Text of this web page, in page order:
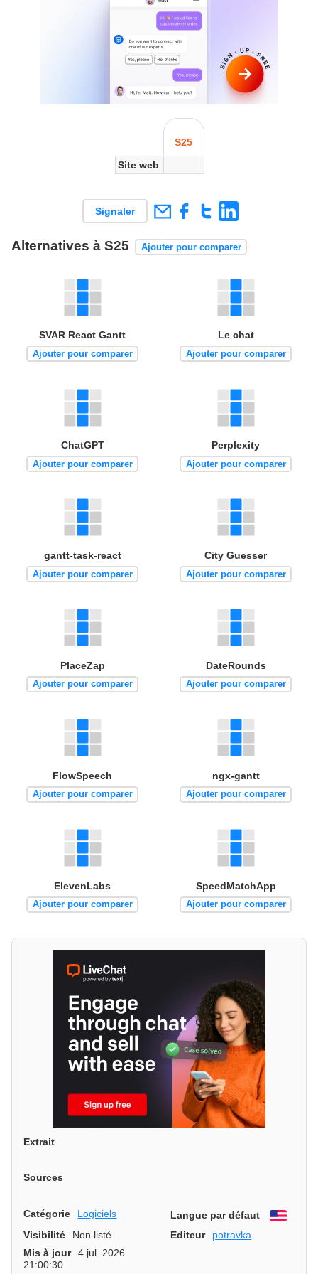
S25
Site web
Signaler
Alternatives à S25 Ajouter pour comparer
SVAR React Gantt
Ajouter pour comparer
Le chat
Ajouter pour comparer
ChatGPT
Ajouter pour comparer
Perplexity
Ajouter pour comparer
gantt-task-react
Ajouter pour comparer
City Guesser
Ajouter pour comparer
PlaceZap
Ajouter pour comparer
DateRounds
Ajouter pour comparer
FlowSpeech
Ajouter pour comparer
ngx-gantt
Ajouter pour comparer
ElevenLabs
Ajouter pour comparer
SpeedMatchApp
Ajouter pour comparer
Extrait
Sources
Catégorie Logiciels Langue par défaut
Visibilité
Non listé Editeur
potravka
Mis à jour
4 jul. 2026
21:00:30